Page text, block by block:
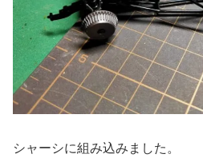
シャーシに組み込みました。